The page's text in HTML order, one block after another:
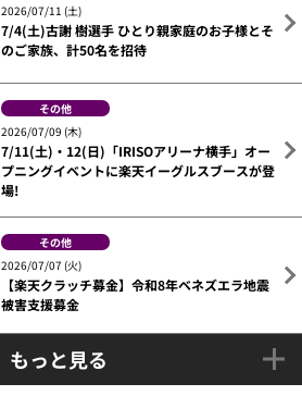
2026/07/11 (土)
7/4(土)古謝 樹選手 ひとり親家庭のお子様とそ
のご家族、計50名を招待
その他
2026/07/09 (木)
7/11(土)・12(日)「IRISOアリーナ横手」オー
プニングイベントに楽天イーグルスブースが登
場!
その他
2026/07/07 (火)
【楽天クラッチ募金】令和8年ベネズエラ地震
被害支援募金
もっと見る